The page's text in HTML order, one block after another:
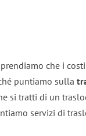
che i
puntiamo sulla
si tratti di un
servizi di